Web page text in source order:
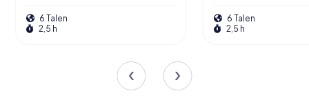
6 Talen
2,5 h
6 Talen
2,5 h